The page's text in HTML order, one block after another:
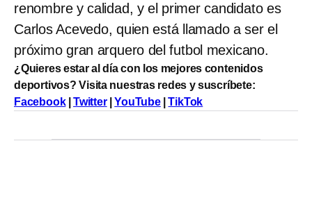
renombre y calidad, y el primer candidato es
Carlos Acevedo, quien está llamado a ser el
próximo gran arquero del futbol mexicano.
¿Quieres estar al día con los mejores contenidos
deportivos? Visita nuestras redes y suscríbete:
Facebook|Twitter|YouTube|TikTok